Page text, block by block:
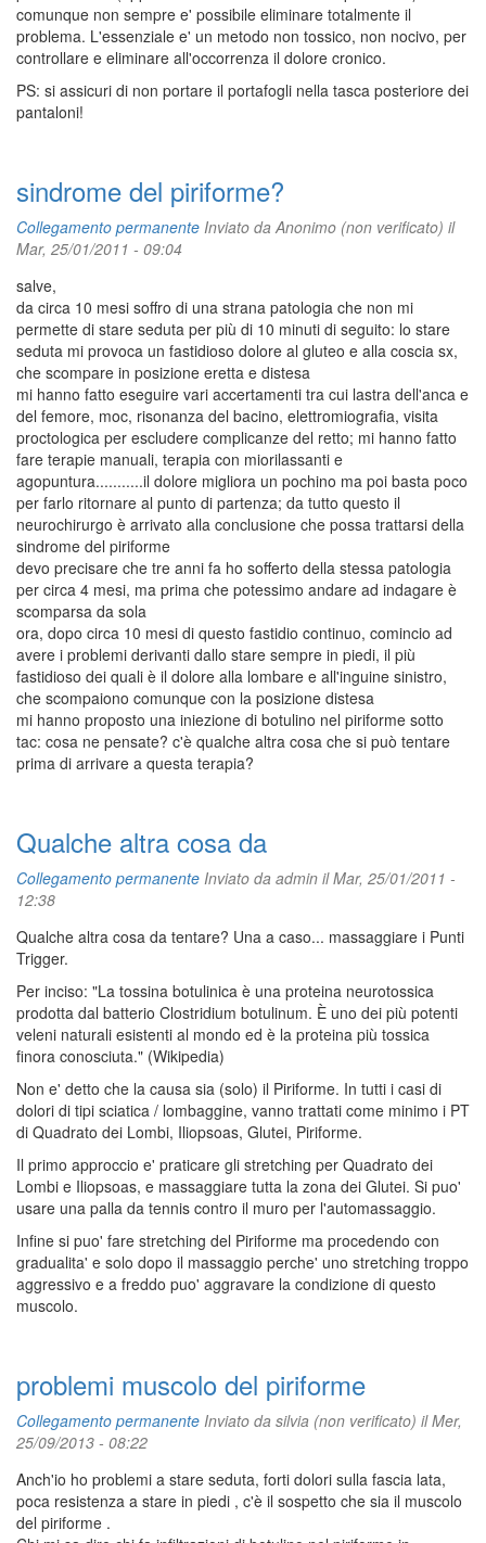
comunque non sempre e' possibile eliminare totalmente il
problema. L'essenziale e' un metodo non tossico, non nocivo, per
controllare e eliminare all'occorrenza il dolore cronico.
PS: si assicuri di non portare il portafogli nella tasca posteriore dei
pantaloni!
sindrome del piriforme?
Collegamento permanente Inviato daAnonimo (non verificato) il
Mar, 25/01/2011 - 09:04
salve,
da circa 10 mesi soffro di una strana patologia che non mi
permette di stare seduta per più di 10 minuti di seguito: lo stare
seduta mi provoca un fastidioso dolore al gluteo e alla coscia sx,
che scompare in posizione eretta e distesa
mi hanno fatto eseguire vari accertamenti tra cui lastra dell'anca e
del femore, moc, risonanza del bacino, elettromiografia, visita
proctologica per escludere complicanze del retto; mi hanno fatto
fare terapie manuali, terapia con miorilassanti e
agopuntura...........il dolore migliora un pochino ma poi basta poco
per farlo ritornare al punto di partenza; da tutto questo il
neurochirurgo è arrivato alla conclusione che possa trattarsi della
sindrome del piriforme
devo precisare che tre anni fa ho sofferto della stessa patologia
per circa 4 mesi, ma prima che potessimo andare ad indagare è
scomparsa da sola
ora, dopo circa 10 mesi di questo fastidio continuo, comincio ad
avere i problemi derivanti dallo stare sempre in piedi, il più
fastidioso dei quali è il dolore alla lombare e all'inguine sinistro,
che scompaiono comunque con la posizione distesa
mi hanno proposto una iniezione di botulino nel piriforme sotto
tac: cosa ne pensate? c'è qualche altra cosa che si può tentare
prima di arrivare a questa terapia?
Qualche altra cosa da
Collegamento permanente Inviato da admin il Mar, 25/01/2011 -
12:38
Qualche altra cosa da tentare? Una a caso... massaggiare i Punti
Trigger.
Per inciso: "La tossina botulinica è una proteina neurotossica
prodotta dal batterio Clostridium botulinum. È uno dei più potenti
veleni naturali esistenti al mondo ed è la proteina più tossica
finora conosciuta." (Wikipedia)
Non e' detto che la causa sia (solo) il Piriforme. In tutti i casi di
dolori di tipi sciatica / lombaggine, vanno trattati come minimo i PT
di Quadrato dei Lombi, Iliopsoas, Glutei, Piriforme.
Il primo approccio e' praticare gli stretching per Quadrato dei
Lombi e Iliopsoas, e massaggiare tutta la zona dei Glutei. Si puo'
usare una palla da tennis contro il muro per l'automassaggio.
Infine si puo' fare stretching del Piriforme ma procedendo con
gradualita' e solo dopo il massaggio perche' uno stretching troppo
aggressivo e a freddo puo' aggravare la condizione di questo
muscolo.
problemi muscolo del piriforme
Collegamento permanente Inviato da silvia (non verificato) il Mer,
25/09/2013 - 08:22
Anch'io ho problemi a stare seduta, forti dolori sulla fascia lata,
poca resistenza a stare in piedi , c'è il sospetto che sia il muscolo
del piriforme .